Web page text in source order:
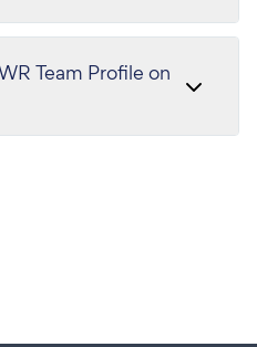
Team Profile on